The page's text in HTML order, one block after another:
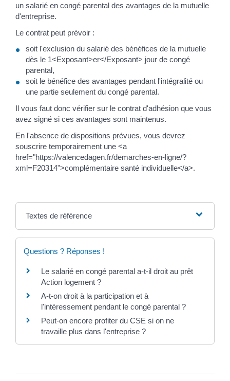
un salarié en congé parental des avantages de la mutuelle
d'entreprise.
Le contrat peut prévoir :
soit l'exclusion du salarié des bénéfices de la mutuelle
dès le 1<Exposant>er</Exposant> jour de congé
parental,
soit le bénéfice des avantages pendant l'intégralité ou
une partie seulement du congé parental.
Il vous faut donc vérifier sur le contrat d'adhésion que vous
avez signé si ces avantages sont maintenus.
En l'absence de dispositions prévues, vous devrez
souscrire temporairement une <a
href="https://valencedagen.fr/demarches-en-ligne/?
xml=F20314">complémentaire santé individuelle</a>.
Textes de référence
Questions ? Réponses !
Le salarié en congé parental a-t-il droit au prêt
Action logement ?
A-t-on droit à la participation et à
l'intéressement pendant le congé parental ?
Peut-on encore profiter du CSE si on ne
travaille plus dans l'entreprise ?